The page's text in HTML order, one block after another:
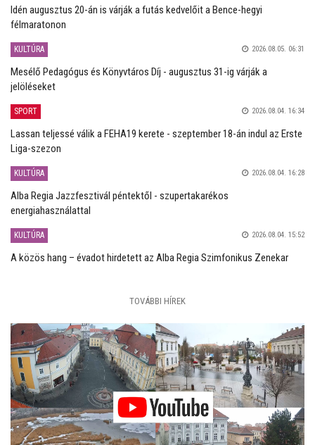
Idén augusztus 20-án is várják a futás kedvelőit a Bence-hegyi
félmaratonon
KULTÚRA 2026.08.05. 06:31
Mesélő Pedagógus és Könyvtáros Díj - augusztus 31-ig várják a
jelöléseket
SPORT 2026.08.04. 16:34
Lassan teljessé válik a FEHA19 kerete - szeptember 18-án indul az Erste
Liga-szezon
KULTÚRA 2026.08.04. 16:28
Alba Regia Jazzfesztivál péntektől - szupertakarékos
energiahasználattal
KULTÚRA 2026.08.04. 15:52
A közös hang – évadot hirdetett az Alba Regia Szimfonikus Zenekar
TOVÁBBI HÍREK